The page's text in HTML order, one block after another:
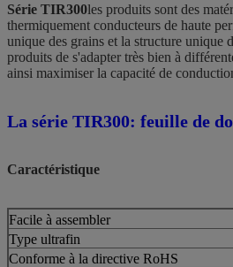
Série TIR300les produits sont des
thermiquement conducteurs de haute
unique des grains et la structure unique
produits de s'adapter très bien à
ainsi maximiser la capacité de
La série TIR300: feuille de
Caractéristique
Facile à assembler
Type ultrafin
Conforme à la directive RoHS